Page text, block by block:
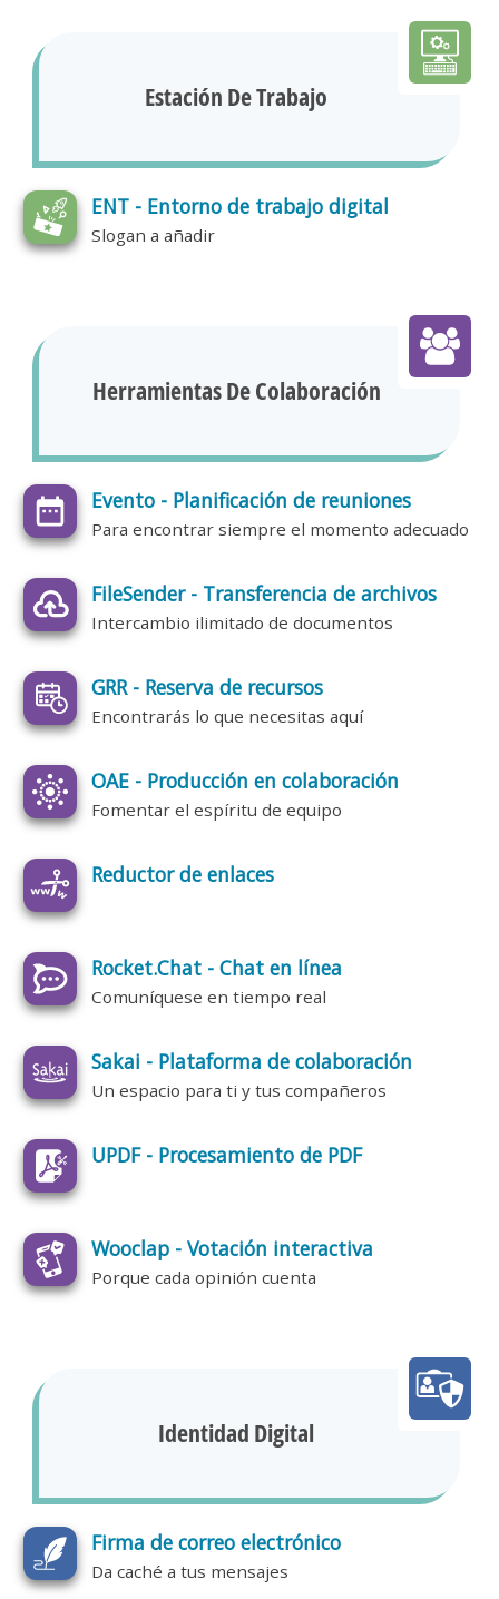
Estación De Trabajo
ENT - Entorno de trabajo digital
Slogan a añadir
Herramientas De Colaboración
Evento - Planificación de reuniones
Para encontrar siempre el momento adecuado
FileSender - Transferencia de archivos
Intercambio ilimitado de documentos
GRR - Reserva de recursos
Encontrarás lo que necesitas aquí
OAE - Producción en colaboración
Fomentar el espíritu de equipo
Reductor de enlaces
Rocket.Chat - Chat en línea
Comuníquese en tiempo real
Sakai - Plataforma de colaboración
Un espacio para ti y tus compañeros
UPDF - Procesamiento de PDF
Wooclap - Votación interactiva
Porque cada opinión cuenta
Identidad Digital
Firma de correo electrónico
Da caché a tus mensajes